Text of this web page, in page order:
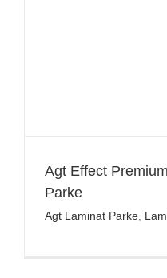
Agt Effect
Parke
Agt Laminat Parke,